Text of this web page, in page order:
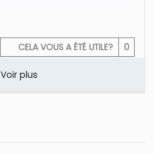
CELA VOUS A ÉTÉ UTILE? 0
Voir plus